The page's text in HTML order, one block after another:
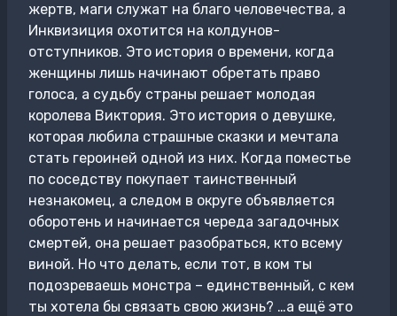
жертв, маги служат на благо человечества, а
Инквизиция охотится на колдунов-
отступников. Это история о времени, когда
женщины лишь начинают обретать право
голоса, а судьбу страны решает молодая
королева Виктория. Это история о девушке,
которая любила страшные сказки и мечтала
стать героиней одной из них. Когда поместье
по соседству покупает таинственный
незнакомец, а следом в округе объявляется
оборотень и начинается череда загадочных
смертей, она решает разобраться, кто всему
виной. Но что делать, если тот, в ком ты
подозреваешь монстра – единственный, с кем
ты хотела бы связать свою жизнь? …а ещё это